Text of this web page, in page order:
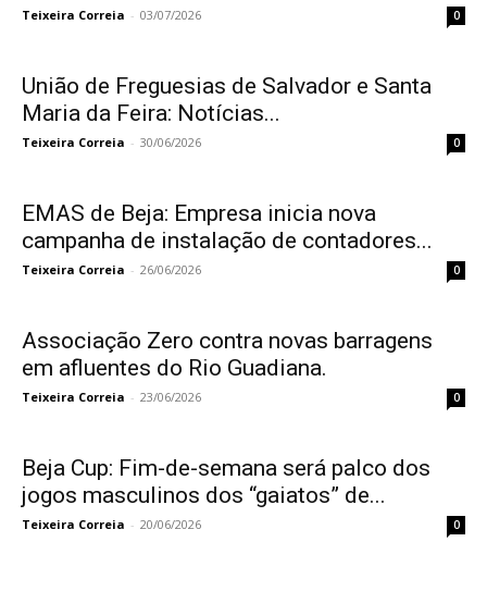
Teixeira Correia - 03/07/2026 0
União de Freguesias de Salvador e Santa
Maria da Feira: Notícias...
Teixeira Correia - 30/06/2026 0
EMAS de Beja: Empresa inicia nova
campanha de instalação de contadores...
Teixeira Correia - 26/06/2026 0
Associação Zero contra novas barragens
em afluentes do Rio Guadiana.
Teixeira Correia - 23/06/2026 0
Beja Cup: Fim-de-semana será palco dos
jogos masculinos dos “gaiatos” de...
Teixeira Correia - 20/06/2026 0